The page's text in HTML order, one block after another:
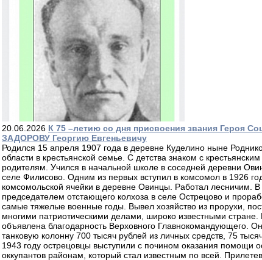
20.06.2026 К 75 –летию со дня присвоения звания Героя
ЗАДОРОВУ Георгию Евгеньевичу
Родился 15 апреля 1907 года в деревне Куделино ныне
области в крестьянской семье. С детства знаком с
родителям. Учился в начальной школе в соседней деревни
селе Филисово. Одним из первых вступил в комсомол в 1926
комсомольской ячейки в деревне Овинцы. Работал лесничим.
председателем отстающего колхоза в селе Острецово и
самые тяжелые военные годы. Вывел хозяйство из прорухи,
многими патриотическими делами, широко известными стране.
объявлена благодарность Верховного Главнокомандующего.
танковую колонну 700 тысяч рублей из личных средств, 75
1943 году острецовцы выступили с почином оказания помощи
оккупантов районам, который стал известным по всей.